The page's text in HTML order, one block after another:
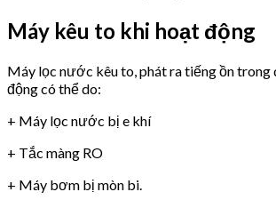
Máy kêu to khi hoạt động
Máy lọc nước kêu to, phát ra tiếng ồn trong
động có thể do:
+ Máy lọc nước bị e khí
+ Tắc màng RO
+ Máy bơm bị mòn bi.